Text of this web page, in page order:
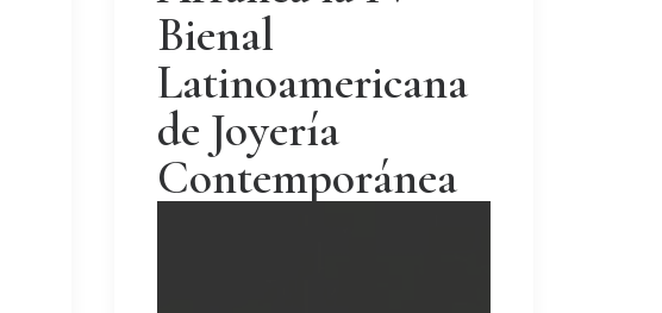
Bienal
Latinoamericana
de Joyería
Contemporánea